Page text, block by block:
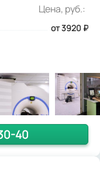
Цена, руб.:
от 3920 ₽
40